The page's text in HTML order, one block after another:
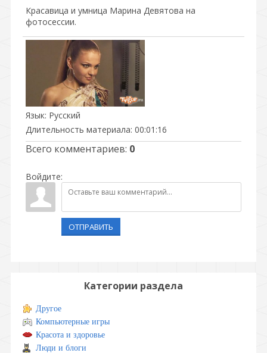
Красавица и умница Марина Девятова на
фотосессии.
Язык: Русский
Длительность материала: 00:01:16
Всего комментариев: 0
Войдите:
ОТПРАВИТЬ
Категории раздела
Другое
Компьютерные игры
Красота и здоровье
Люди и блоги